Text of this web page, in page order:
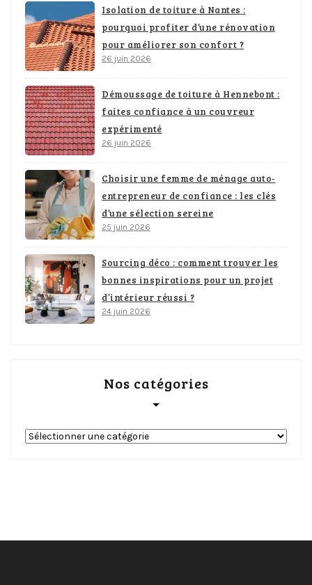
Isolation de toiture à Nantes :
pourquoi profiter d’une rénovation
pour améliorer son confort ?
26 juin 2026
Démoussage de toiture à Hennebont :
faites confiance à un couvreur
expérimenté
26 juin 2026
Choisir une femme de ménage auto-
entrepreneur de confiance : les clés
d’une sélection sereine
25 juin 2026
Sourcing déco : comment trouver les
bonnes inspirations pour un projet
d’intérieur réussi ?
24 juin 2026
Nos catégories